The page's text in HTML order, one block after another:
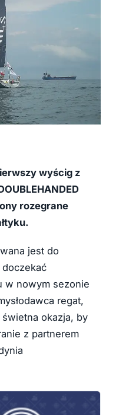
wyścig z
rozegrane
jest do
w nowym sezonie
regat,
świetna okazja, by
z partnerem